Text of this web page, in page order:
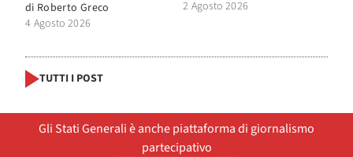
di Roberto Greco
4 Agosto 2026
2 Agosto 2026
TUTTI I POST
Gli Stati Generali è anche piattaforma di giornalismo
partecipativo